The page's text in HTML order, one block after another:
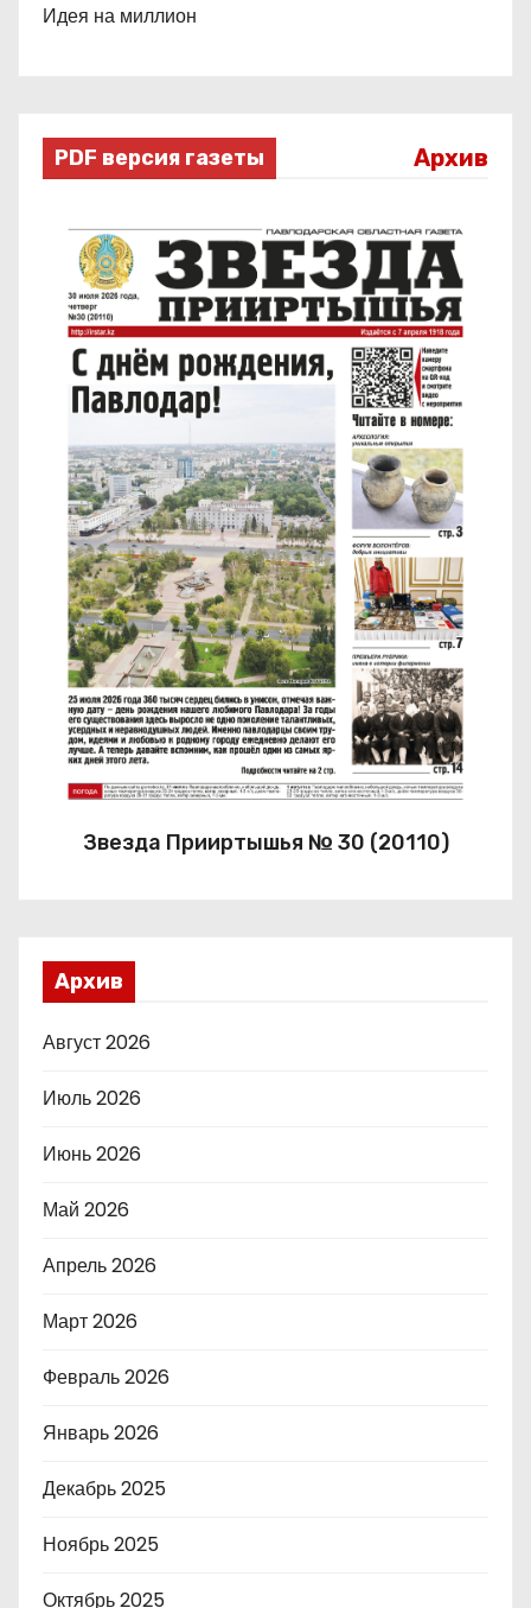
Идея на миллион
PDF версия газеты Архив
Звезда Прииртышья № 30 (20110)
Архив
Август 2026
Июль 2026
Июнь 2026
Май 2026
Апрель 2026
Март 2026
Февраль 2026
Январь 2026
Декабрь 2025
Ноябрь 2025
Октябрь 2025